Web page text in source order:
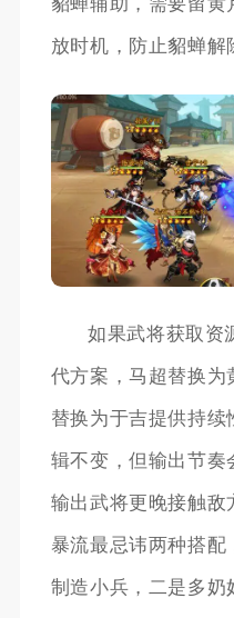
貂蝉辅助，需要留黄
放时机，防止貂蝉解
如果武将获取资
代方案，马超替换为
替换为于吉提供持续
辑不变，但输出节奏
输出武将更晚接触敌
暴流最忌讳两种搭
制造小兵，二是多奶